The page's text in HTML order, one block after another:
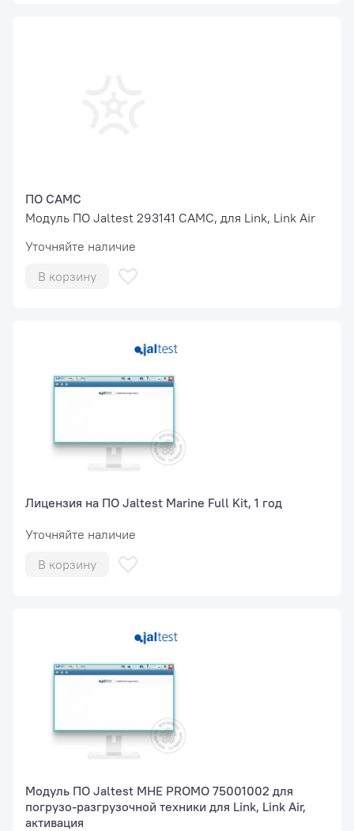
ПО CAMC
Модуль ПО Jaltest 293141 CAMC, для Link, Link Air
Уточняйте наличие
В корзину
Лицензия на ПО Jaltest Marine Full Kit, 1 год
Уточняйте наличие
В корзину
Модуль ПО Jaltest МНЕ PROMO 75001002 для
погрузо-разгрузочной техники для Link, Link Air,
активация